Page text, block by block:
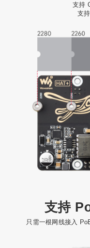
支持
支
支持
只需一根网线接入